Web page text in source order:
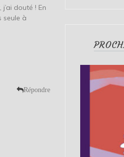
douté ! En
seule à
Répondre